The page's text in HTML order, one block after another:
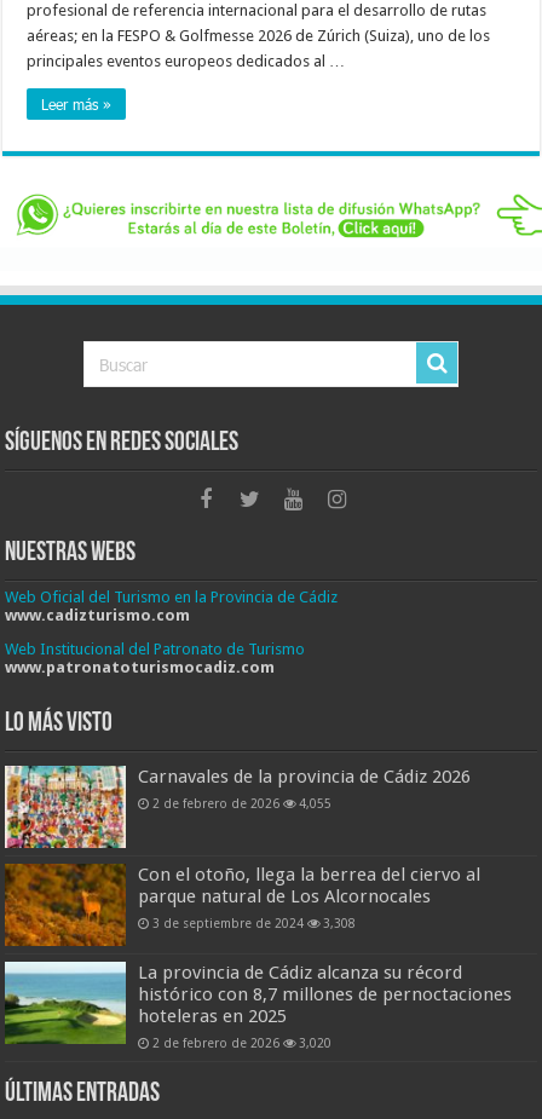
profesional de referencia internacional para el desarrollo de rutas
aéreas; en la FESPO & Golfmesse 2026 de Zúrich (Suiza), uno de los
principales eventos europeos dedicados al …
Leer más »
Síguenos en Redes Sociales
Nuestras Webs
Web Oficial del Turismo en la Provincia de Cádiz
www.cadizturismo.com
Web Institucional del Patronato de Turismo
www.patronatoturismocadiz.com
Lo más visto
Carnavales de la provincia de Cádiz 2026
2 de febrero de 2026 4,055
Con el otoño, llega la berrea del ciervo al
parque natural de Los Alcornocales
3 de septiembre de 2024 3,308
La provincia de Cádiz alcanza su récord
histórico con 8,7 millones de pernoctaciones
hoteleras en 2025
2 de febrero de 2026 3,020
Últimas entradas